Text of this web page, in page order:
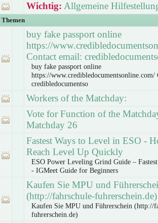
Wichtig: Allgemeine
Themen
buy fake passport online
https://
Contact email:
buy fake passport online
https://www.credibledocumentsonline.com/
credibledocumentso
Workers of the Matchday:
Vote for Function of the
Matchday 26
Fastest Ways to Level in ESO -
Reach Level Up Quickly
ESO Power Leveling Grind Guide –
- IGMeet Guide for Beginners
Kaufen Sie MPU und
(http://fahrschule-fuhrerschein.de)
Kaufen Sie MPU und Führerschein (http://
fuhrerschein.de)